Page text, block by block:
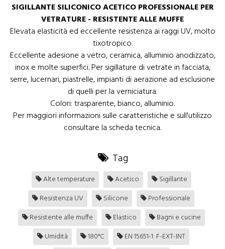
SIGILLANTE SILICONICO ACETICO PROFESSIONALE PER
VETRATURE - RESISTENTE ALLE MUFFE
Elevata elasticità ed eccellente resistenza ai raggi UV, molto
tixotropico.
Eccellente adesione a vetro, ceramica, alluminio anodizzato,
inox e molte superfici. Per sigillature di vetrate in facciata,
serre, lucernari, piastrelle, impianti di aerazione ad esclusione
di quelli per la verniciatura.
Colori: trasparente, bianco, alluminio.
Per maggiori informazioni sulle caratteristiche e sull'utilizzo
consultare la scheda tecnica.
Tag
Alte temperature Acetico
Sigillante
Resistenza UV
Silicone
Professionale
Resistente alle muffe
Elastico
Bagni e cucine
Umidità
180°C
EN 15651-1: F-EXT-INT